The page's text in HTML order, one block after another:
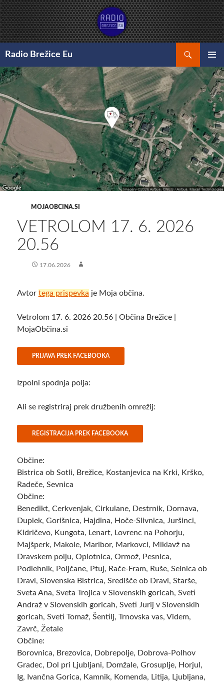
Preskoči
na
vsebino
Radio Brežice Eu
GLAVNI
MENI
MOJAOBCINA.SI
VETROLOM 17. 6. 2026
20.56
17.06.2026
Avtor tega prispevka je Moja občina.
Vetrolom 17. 6. 2026 20.56 | Občina Brežice |
MojaObčina.si
Preskoči
na
PRIJAVA PREK FACEBOOKA
Izpolni spodnja polja:
Ali se registriraj prek družbenih omrežij:
REGISTRACIJA PREK FACEBOOKA
Občine:
Bistrica ob Sotli, Brežice, Kostanjevica na Krki, Krško,
Radeče, Sevnica
Občine:
Benedikt, Cerkvenjak, Cirkulane, Destrnik, Dornava,
Duplek, Gorišnica, Hajdina, Hoče-Slivnica, Juršinci,
Kidričevo, Kungota, Lenart, Lovrenc na Pohorju,
Majšperk, Makole, Maribor, Markovci, Miklavž na
Dravskem polju, Oplotnica, Ormož, Pesnica,
Podlehnik, Poljčane, Ptuj, Rače-Fram, Ruše, Selnica ob
Dravi, Slovenska Bistrica, Središče ob Dravi, Starše,
Sveta Ana, Sveta Trojica v Slovenskih goricah, Sveti
Andraž v Slovenskih goricah, Sveti Jurij v Slovenskih
goricah, Sveti Tomaž, Šentilj, Trnovska vas, Videm,
Zavrč, Žetale
Občine:
Borovnica, Brezovica, Dobrepolje, Dobrova-Polhov
Gradec, Dol pri Ljubljani, Domžale, Grosuplje, Horjul,
Ig, Ivančna Gorica, Kamnik, Komenda, Litija, Ljubljana,